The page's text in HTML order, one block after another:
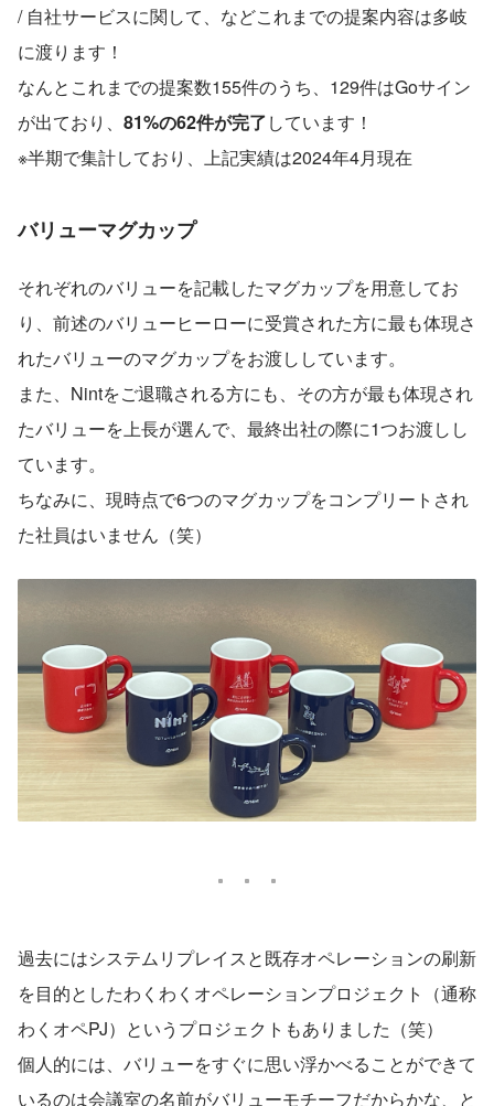
/ 自社サービスに関して、などこれまでの提案内容は多岐
に渡ります！
なんとこれまでの提案数155件のうち、129件はGoサイン
が出ており、 81%の62件が完了しています！
※半期で集計しており、上記実績は2024年4月現在
バリューマグカップ
それぞれのバリューを記載したマグカップを用意してお
り、前述のバリューヒーローに受賞された方に最も体現さ
れたバリューのマグカップをお渡ししています。
また、Nintをご退職される方にも、その方が最も体現され
たバリューを上長が選んで、最終出社の際に1つお渡しし
ています。
ちなみに、現時点で6つのマグカップをコンプリートされ
た社員はいません（笑）
過去にはシステムリプレイスと既存オペレーションの刷新
を目的としたわくわくオペレーションプロジェクト（通称
わくオペPJ）というプロジェクトもありました（笑）
個人的には、バリューをすぐに思い浮かべることができて
いるのは会議室の名前がバリューモチーフだからかな、と